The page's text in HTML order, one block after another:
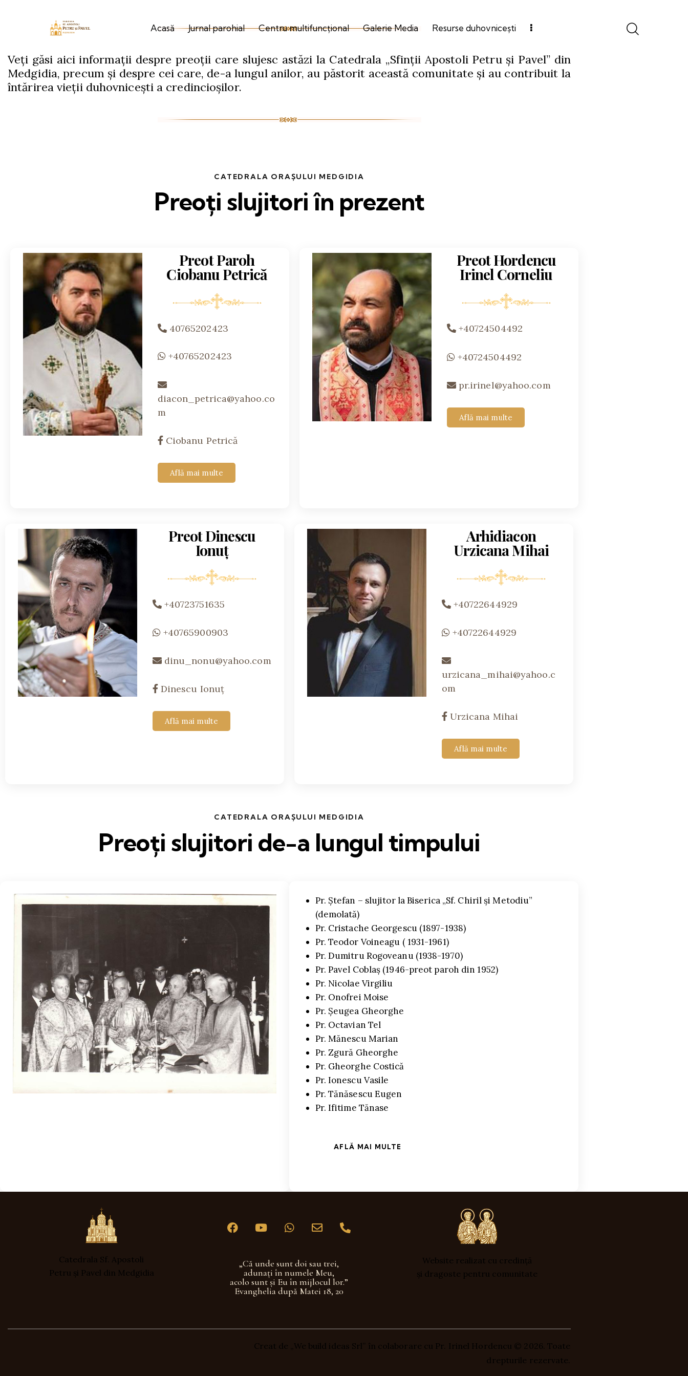
Acasă Jurnal parohial Centru multifuncțional Galerie Media Resurse duhovnicești
Veți găsi aici informații despre preoții care slujesc astăzi la Catedrala „Sfinții Apostoli Petru și Pavel” din
Medgidia, precum și despre cei care, de-a lungul anilor, au păstorit această comunitate și au contribuit la
întărirea vieții duhovnicești a credincioșilor.
CATEDRALA ORAȘULUI MEDGIDIA
Preoți slujitori în prezent
Preot Paroh
Ciobanu Petrică
40765202423
+40765202423
diacon_petrica@yahoo.co
m
Ciobanu Petrică
Află mai multe
Preot Hordencu
Irinel Corneliu
+40724504492
+40724504492
pr.irinel@yahoo.com
Află mai multe
Preot Dinescu
Ionuț
+40723751635
+40765900903
dinu_nonu@yahoo.com
Dinescu Ionuț
Află mai multe
Arhidiacon
Urzicana Mihai
+40722644929
+40722644929
urzicana_mihai@yahoo.c
om
Urzicana Mihai
Află mai multe
CATEDRALA ORAȘULUI MEDGIDIA
Preoți slujitori de-a lungul timpului
Pr. Ștefan – slujitor la Biserica „Sf. Chiril şi Metodiu”
(demolată)
Pr. Cristache Georgescu (1897-1938)
Pr. Teodor Voineagu ( 1931-1961)
Pr. Dumitru Rogoveanu (1938-1970)
Pr. Pavel Coblaş (1946-preot paroh din 1952)
Pr. Nicolae Virgiliu
Pr. Onofrei Moise
Pr. Șeugea Gheorghe
Pr. Octavian Tel
Pr. Mănescu Marian
Pr. Zgură Gheorghe
Pr. Gheorghe Costică
Pr. Ionescu Vasile
Pr. Tănăsescu Eugen
Pr. Ifitime Tănase
AFLĂ MAI MULTE
Catedrala Sf. Apostoli
Petru și Pavel din Medgidia
„Că unde sunt doi sau trei,
adunaţi în numele Meu,
acolo sunt şi Eu în mijlocul lor.”
Evanghelia după Matei 18, 20
Website realizat cu credință
și dragoste pentru comunitate
Creat de „We build ideas Srl” în colaborare cu Pr. Irinel Hordencu © 2026. Toate
drepturile rezervate.